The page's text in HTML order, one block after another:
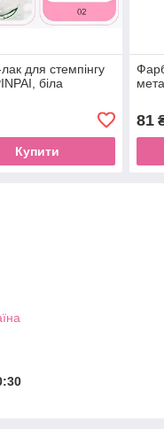
для стемпінгу
біла
Купити
81